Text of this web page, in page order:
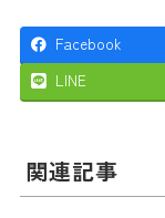
Facebook
LINE
関連記事